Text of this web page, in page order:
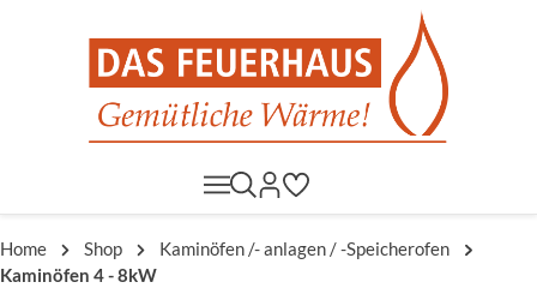
Home Shop
Kaminöfen /- anlagen / -Speicherofen
Kaminöfen 4 - 8kW